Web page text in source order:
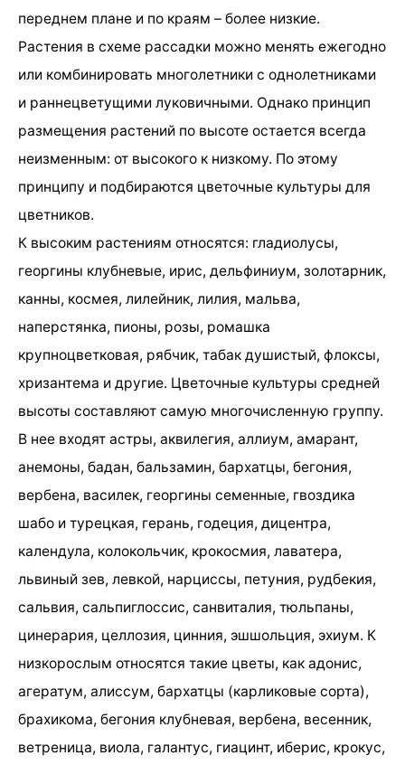
переднем плане и по краям – более низкие.
Растения в схеме рассадки можно менять ежегодно
или комбинировать многолетники с однолетниками
и раннецветущими луковичными. Однако принцип
размещения растений по высоте остается всегда
неизменным: от высокого к низкому. По этому
принципу и подбираются цветочные культуры для
цветников.
К высоким растениям относятся: гладиолусы,
георгины клубневые, ирис, дельфиниум, золотарник,
канны, космея, лилейник, лилия, мальва,
наперстянка, пионы, розы, ромашка
крупноцветковая, рябчик, табак душистый, флоксы,
хризантема и другие. Цветочные культуры средней
высоты составляют самую многочисленную группу.
В нее входят астры, аквилегия, аллиум, амарант,
анемоны, бадан, бальзамин, бархатцы, бегония,
вербена, василек, георгины семенные, гвоздика
шабо и турецкая, герань, годеция, дицентра,
календула, колокольчик, крокосмия, лаватера,
львиный зев, левкой, нарциссы, петуния, рудбекия,
сальвия, сальпиглоссис, санвиталия, тюльпаны,
цинерария, целлозия, цинния, эшшольция, эхиум. К
низкорослым относятся такие цветы, как адонис,
агератум, алиссум, бархатцы (карликовые сорта),
брахикома, бегония клубневая, вербена, весенник,
ветреница, виола, галантус, гиацинт, иберис, крокус,